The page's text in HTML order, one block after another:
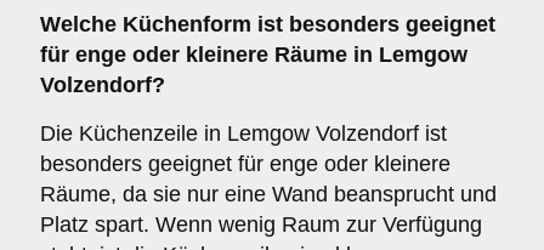
Welche Küchenform ist besonders geeignet
für enge oder kleinere Räume in Lemgow
Volzendorf?
Die Küchenzeile in Lemgow Volzendorf ist
besonders geeignet für enge oder kleinere
Räume, da sie nur eine Wand beansprucht und
Platz spart. Wenn wenig Raum zur Verfügung